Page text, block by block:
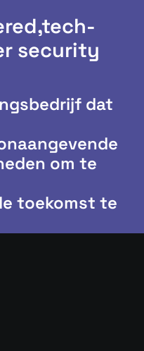
tech-
security
dat
om te
toekomst te